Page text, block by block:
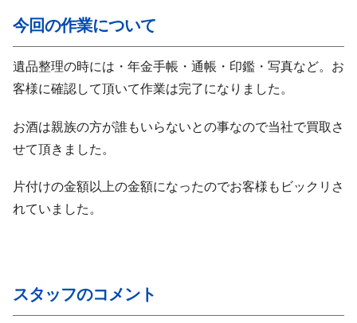
今回の作業について
遺品整理の時には・年金手帳・通帳・印鑑・写真など。お
客様に確認して頂いて作業は完了になりました。
お酒は親族の方が誰もいらないとの事なので当社で買取さ
せて頂きました。
片付けの金額以上の金額になったのでお客様もビックリさ
れていました。
スタッフのコメント